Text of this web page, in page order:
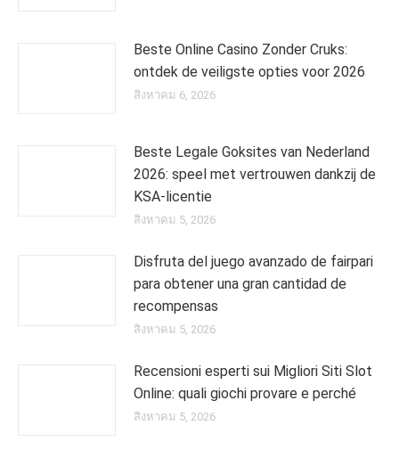
Beste Online Casino Zonder Cruks:
ontdek de veiligste opties voor 2026
สิงหาคม 6, 2026
Beste Legale Goksites van Nederland
2026: speel met vertrouwen dankzij de
KSA-licentie
สิงหาคม 5, 2026
Disfruta del juego avanzado de fairpari
para obtener una gran cantidad de
recompensas
สิงหาคม 5, 2026
Recensioni esperti sui Migliori Siti Slot
Online: quali giochi provare e perché
สิงหาคม 5, 2026